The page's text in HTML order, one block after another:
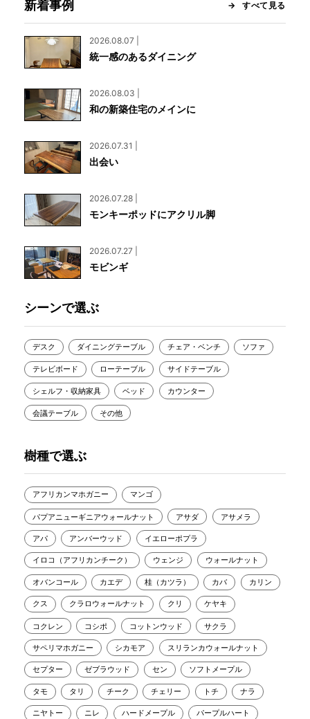
新着事例 すべて見る
2026.08.07 |
統一感のあるダイニング
2026.08.03 |
和の新築住宅のメインに
2026.07.31 |
出会い
2026.07.28 |
モンキーポッドにアクリル脚
2026.07.27 |
モビンギ
シーンで選ぶ
デスク ダイニングテーブル チェア・ベンチ ソファ
テレビボード ローテーブル サイドテーブル
シェルフ・収納家具 ベッド カウンター
会議テーブル その他
樹種で選ぶ
アフリカンマホガニー マンゴ
パプアニューギニアウォールナット アサダ アサメラ
アパ アンバーウッド イエローポプラ
イロコ（アフリカンチーク） ウェンジ ウォールナット
オバンコール カエデ 桂（カツラ） カバ カリン
クス クラロウォールナット クリ ケヤキ
コクレン コシポ コットンウッド サクラ
サペリマホガニー シカモア スリランカウォールナット
セプター ゼブラウッド セン ソフトメープル
タモ タリ チーク チェリー トチ ナラ
ニヤトー ニレ ハードメープル パープルハート